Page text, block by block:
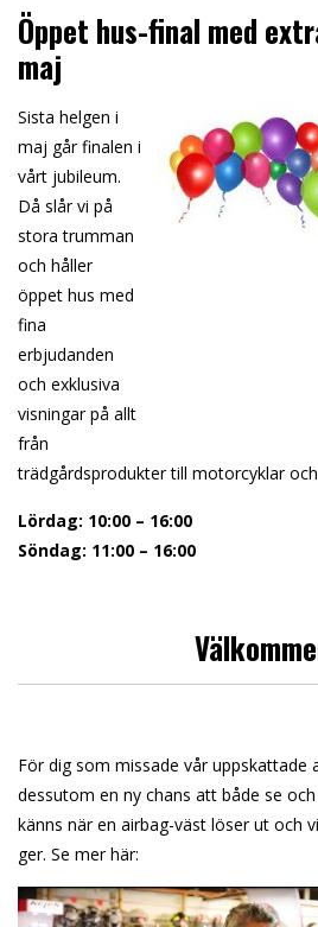
Öppet hus-final med
maj
Sista helgen i
maj går finalen i
vårt jubileum.
Då slår vi på
stora trumman
och håller
öppet hus med
fina
erbjudanden
och exklusiva
visningar på allt
från
trädgårdsprodukter till motorcyklar
Lördag: 10:00 – 16:00
Söndag: 11:00 – 16:00
För dig som missade vår
dessutom en ny chans att både se
känns när en airbag-väst löser ut och
ger. Se mer här: